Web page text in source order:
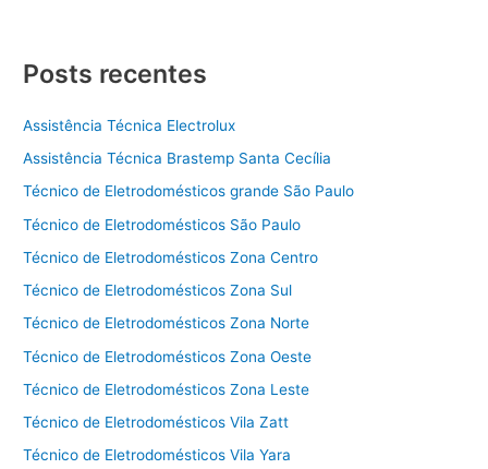
Posts recentes
Assistência Técnica Electrolux
Assistência Técnica Brastemp Santa Cecília
Técnico de Eletrodomésticos grande São Paulo
Técnico de Eletrodomésticos São Paulo
Técnico de Eletrodomésticos Zona Centro
Técnico de Eletrodomésticos Zona Sul
Técnico de Eletrodomésticos Zona Norte
Técnico de Eletrodomésticos Zona Oeste
Técnico de Eletrodomésticos Zona Leste
Técnico de Eletrodomésticos Vila Zatt
Técnico de Eletrodomésticos Vila Yara